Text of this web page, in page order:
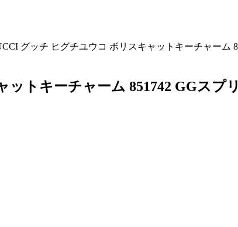
グッチ ヒグチユウコ ボリスキャットキーチャーム
トキーチャーム 851742 GGス